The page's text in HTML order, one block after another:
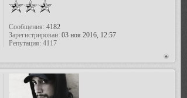
Сообщения:4182
Зарегистрирован:03 ноя 2016, 12:57
Репутация: 4117